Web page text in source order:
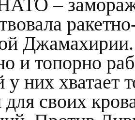
–
Джамахирии.
и топорно
у них хватает
для своих